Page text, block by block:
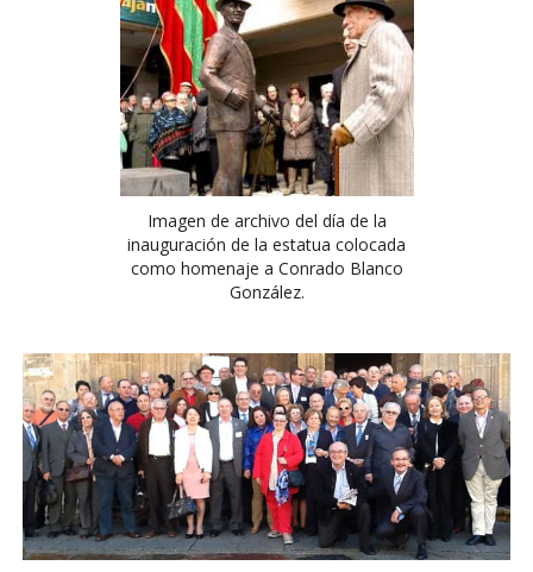
Imagen de archivo del día de la
inauguración de la estatua colocada
como homenaje a Conrado Blanco
González.